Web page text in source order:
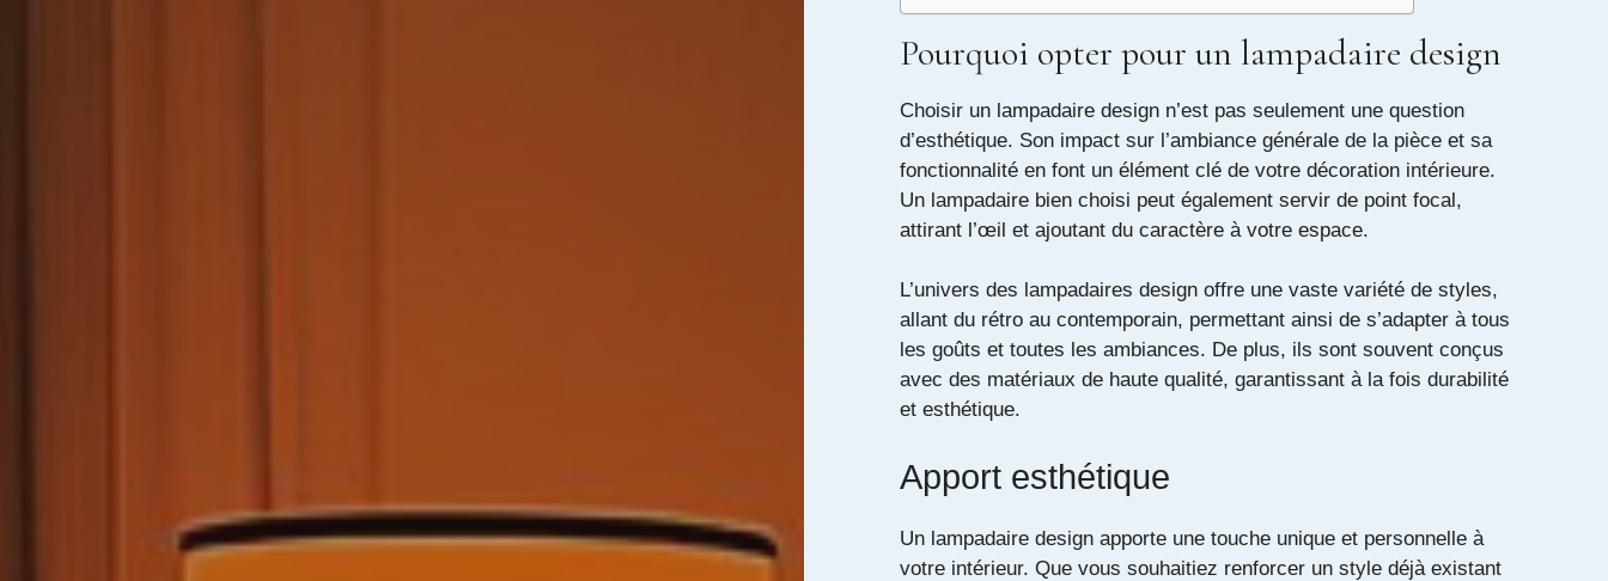
Pourquoi opter pour un lampadaire design
Choisir un lampadaire design n’est pas seulement une question
d’esthétique. Son impact sur l’ambiance générale de la pièce et sa
fonctionnalité en font un élément clé de votre décoration intérieure.
Un lampadaire bien choisi peut également servir de point focal,
attirant l’œil et ajoutant du caractère à votre espace.
L’univers des lampadaires design offre une vaste variété de styles,
allant du rétro au contemporain, permettant ainsi de s’adapter à tous
les goûts et toutes les ambiances. De plus, ils sont souvent conçus
avec des matériaux de haute qualité, garantissant à la fois durabilité
et esthétique.
Apport esthétique
Un lampadaire design apporte une touche unique et personnelle à
votre intérieur. Que vous souhaitiez renforcer un style déjà existant